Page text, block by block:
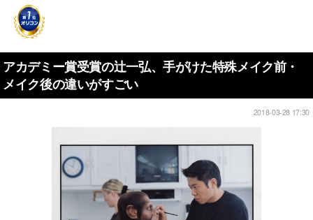
アカデミー賞受賞の辻一弘、手がけた特殊メイク前・
メイク後の違いがすごい
2018-03-28 17:30